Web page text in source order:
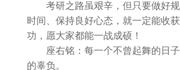
考研之路虽艰辛，但只要做好规
时间、保持良好心态，就一定能收
功，愿大家都能一战成硕！
座右铭：每一个不曾起舞的日子
的辜负。